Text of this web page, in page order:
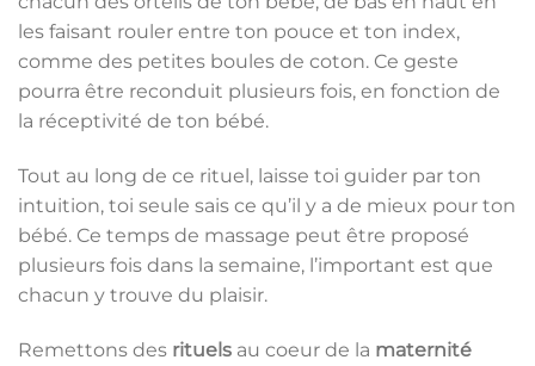
les faisant rouler entre ton pouce et ton index,
comme des petites boules de coton. Ce geste
pourra être reconduit plusieurs fois, en fonction de
la réceptivité de ton bébé.
Tout au long de ce rituel, laisse toi guider par ton
intuition, toi seule sais ce qu’il y a de mieux pour ton
bébé. Ce temps de massage peut être proposé
plusieurs fois dans la semaine, l’important est que
chacun y trouve du plaisir.
Remettons des rituels au coeur de la maternité